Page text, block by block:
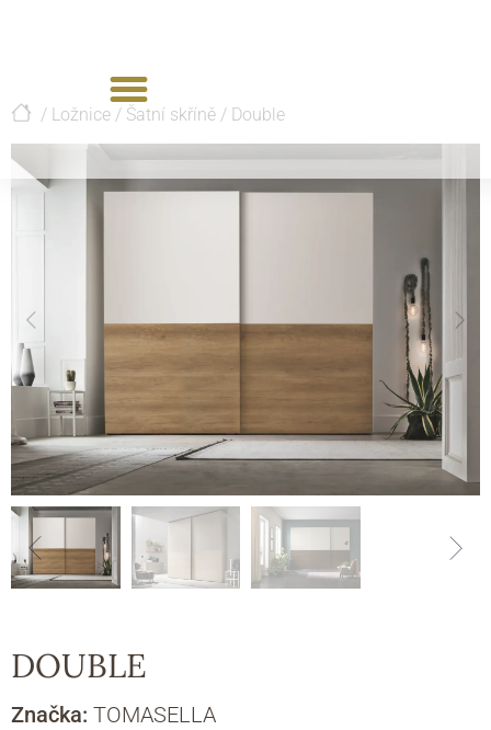
/ Ložnice / Šatní skříně / Double
DOUBLE
Značka: TOMASELLA